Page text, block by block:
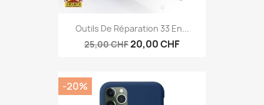
Outils De Réparation 33 En...
25,00 CHF20,00 CHF
-20%